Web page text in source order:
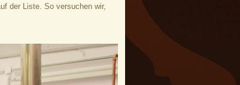
der Liste. So versuchen wir,